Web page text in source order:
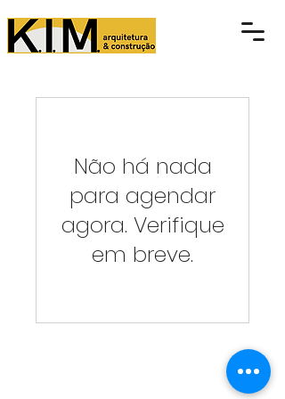
Não há nada
para agendar
agora. Verifique
em breve.